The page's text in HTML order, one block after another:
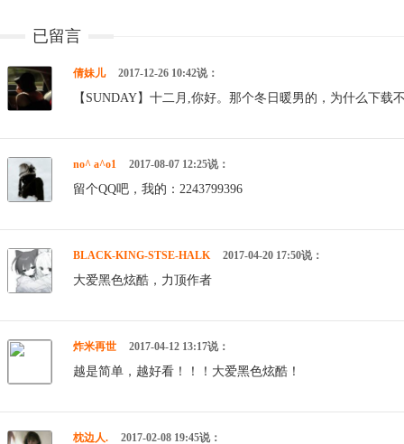
已留言
倩妹儿 2017-12-26 10:42说：
【SUNDAY】十二月,你好。那个冬日暖男的，为什么下载
no^ a^o1 2017-08-07 12:25说：
留个QQ吧，我的：2243799396
BLACK-KING-STSE-HALK 2017-04-20 17:50说：
大爱黑色炫酷，力顶作者
炸米再世 2017-04-12 13:17说：
越是简单，越好看！！！大爱黑色炫酷！
枕边人. 2017-02-08 19:45说：